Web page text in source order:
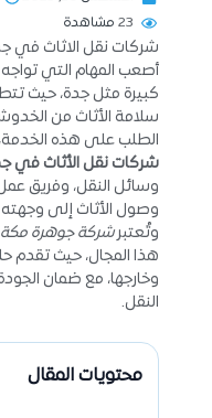
23 مشاهدة
شركات نقل الاثاث في
أصعب المهام التي
كبيرة مثل جدة، حيث
سلامة الأثاث من الخدوش
الطلب على هذه
شركات نقل الأثاث في
وسائل النقل، وفريق
وصول الأثاث إلى وجهته
وتُعتبرشركة جوهرة مكة
هذا المجال، حيث تقدم
وخارجها، مع ضمان
النقل.
محتويات المقال